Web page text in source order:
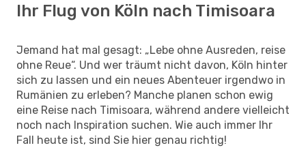
Ihr Flug von Köln nach Timisoara
Jemand hat mal gesagt: „Lebe ohne Ausreden, reise
ohne Reue“. Und wer träumt nicht davon, Köln hinter
sich zu lassen und ein neues Abenteuer irgendwo in
Rumänien zu erleben? Manche planen schon ewig
eine Reise nach Timisoara, während andere vielleicht
noch nach Inspiration suchen. Wie auch immer Ihr
Fall heute ist, sind Sie hier genau richtig!